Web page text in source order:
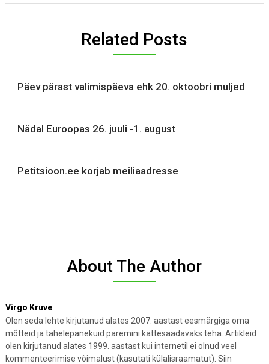
Related Posts
Päev pärast valimispäeva ehk 20. oktoobri muljed
Nädal Euroopas 26. juuli -1. august
Petitsioon.ee korjab meiliaadresse
About The Author
Virgo Kruve
Olen seda lehte kirjutanud alates 2007. aastast eesmärgiga oma
mõtteid ja tähelepanekuid paremini kättesaadavaks teha. Artikleid
olen kirjutanud alates 1999. aastast kui internetil ei olnud veel
kommenteerimise võimalust (kasutati külalisraamatut). Siin